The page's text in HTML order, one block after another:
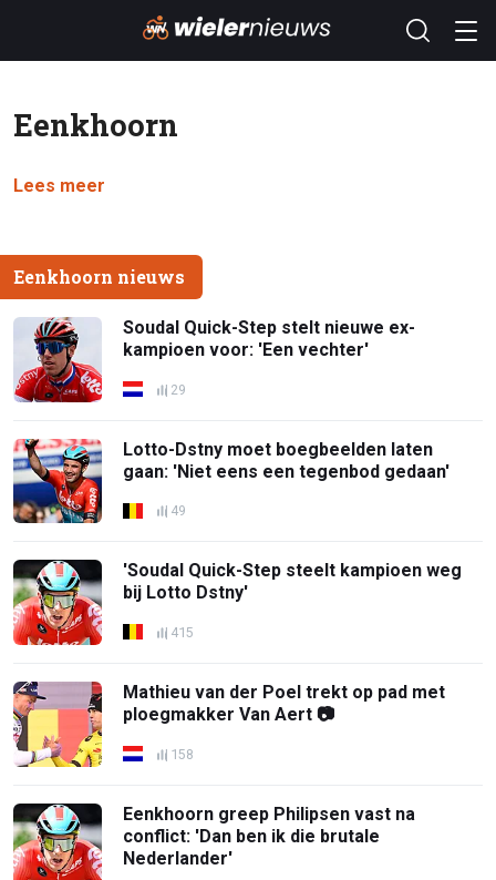
Eenkhoorn
Lees meer
Eenkhoorn nieuws
Soudal Quick-Step stelt nieuwe ex-
kampioen voor: 'Een vechter'
29
Lotto-Dstny moet boegbeelden laten
gaan: 'Niet eens een tegenbod gedaan'
49
'Soudal Quick-Step steelt kampioen weg
bij Lotto Dstny'
415
Mathieu van der Poel trekt op pad met
ploegmakker Van Aert 📷
158
Eenkhoorn greep Philipsen vast na
conflict: 'Dan ben ik die brutale
Nederlander'